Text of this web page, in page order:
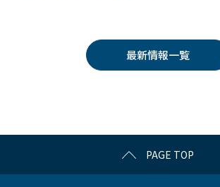
k
erk
et
n
a
最新情報一覧
PAGE TOP